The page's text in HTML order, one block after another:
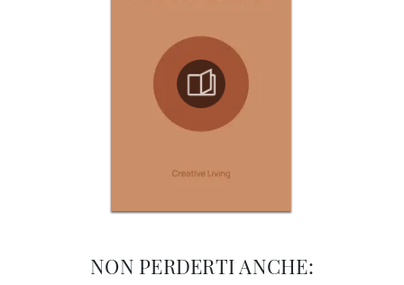
NON PERDERTI ANCHE: